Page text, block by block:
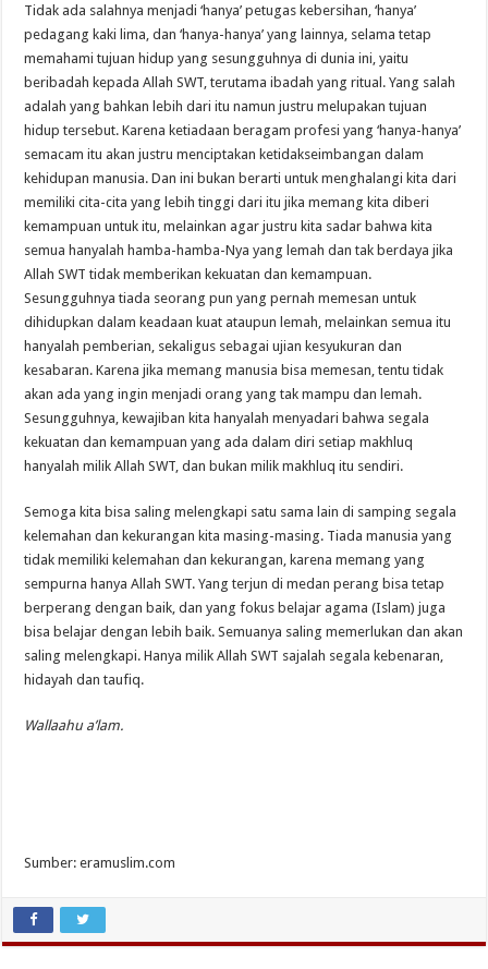
Tidak ada salahnya menjadi ‘hanya’ petugas kebersihan, ‘hanya’
pedagang kaki lima, dan ‘hanya-hanya’ yang lainnya, selama tetap
memahami tujuan hidup yang sesungguhnya di dunia ini, yaitu
beribadah kepada Allah SWT, terutama ibadah yang ritual. Yang salah
adalah yang bahkan lebih dari itu namun justru melupakan tujuan
hidup tersebut. Karena ketiadaan beragam profesi yang ‘hanya-hanya’
semacam itu akan justru menciptakan ketidakseimbangan dalam
kehidupan manusia. Dan ini bukan berarti untuk menghalangi kita dari
memiliki cita-cita yang lebih tinggi dari itu jika memang kita diberi
kemampuan untuk itu, melainkan agar justru kita sadar bahwa kita
semua hanyalah hamba-hamba-Nya yang lemah dan tak berdaya jika
Allah SWT tidak memberikan kekuatan dan kemampuan.
Sesungguhnya tiada seorang pun yang pernah memesan untuk
dihidupkan dalam keadaan kuat ataupun lemah, melainkan semua itu
hanyalah pemberian, sekaligus sebagai ujian kesyukuran dan
kesabaran. Karena jika memang manusia bisa memesan, tentu tidak
akan ada yang ingin menjadi orang yang tak mampu dan lemah.
Sesungguhnya, kewajiban kita hanyalah menyadari bahwa segala
kekuatan dan kemampuan yang ada dalam diri setiap makhluq
hanyalah milik Allah SWT, dan bukan milik makhluq itu sendiri.
Semoga kita bisa saling melengkapi satu sama lain di samping segala
kelemahan dan kekurangan kita masing-masing. Tiada manusia yang
tidak memiliki kelemahan dan kekurangan, karena memang yang
sempurna hanya Allah SWT. Yang terjun di medan perang bisa tetap
berperang dengan baik, dan yang fokus belajar agama (Islam) juga
bisa belajar dengan lebih baik. Semuanya saling memerlukan dan akan
saling melengkapi. Hanya milik Allah SWT sajalah segala kebenaran,
hidayah dan taufiq.
Wallaahu a’lam.
Sumber: eramuslim.com